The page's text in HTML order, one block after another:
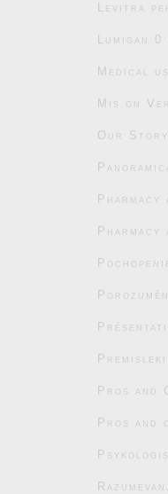
Levitra
Lumigan
Medical
Mis on
Our Story
Pros and
Pros and